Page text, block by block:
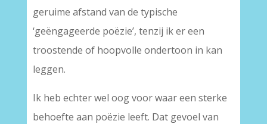
geruime afstand van de typische
‘geëngageerde poëzie’, tenzij ik er een
troostende of hoopvolle ondertoon in kan
leggen.
Ik heb echter wel oog voor waar een sterke
behoefte aan poëzie leeft. Dat gevoel van